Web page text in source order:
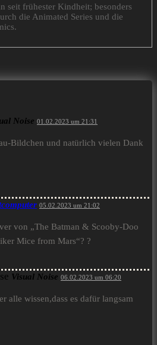
seit frühester Kindheit; besonders
die Animated Series und die
Noise 01.02.2023 um 21:31
Bildchen und natürlich vielen Dank
05.02.2023 um 21:02
von „The Batman & Scooby-Doo
Mice from Mars“? ?
Visual Noise 06.02.2023 um 06:20
alle wissen,dass es dafür langsam